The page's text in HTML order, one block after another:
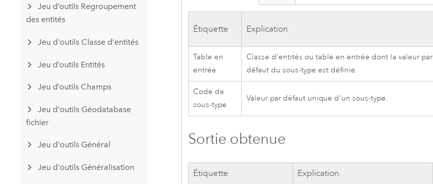
Jeu d’outils Regroupement
des entités
Jeu d'outils Classe d'entités
Jeu d’outils Entités
Jeu d’outils Champs
Jeu d'outils Géodatabase
fichier
Jeu d'outils Général
Jeu d'outils Généralisation
Étiquette Explication
Table en
entrée
Classe d'entités ou table en entrée dont la valeur par
défaut du sous-type est définie.
Code de
sous-type
Valeur par défaut unique d'un sous-type.
Sortie obtenue
Étiquette Explication